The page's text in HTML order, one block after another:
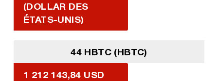
(DOLLAR DES
ÉTATS-UNIS)
44 HBTC (HBTC)
1 212 143,84 USD